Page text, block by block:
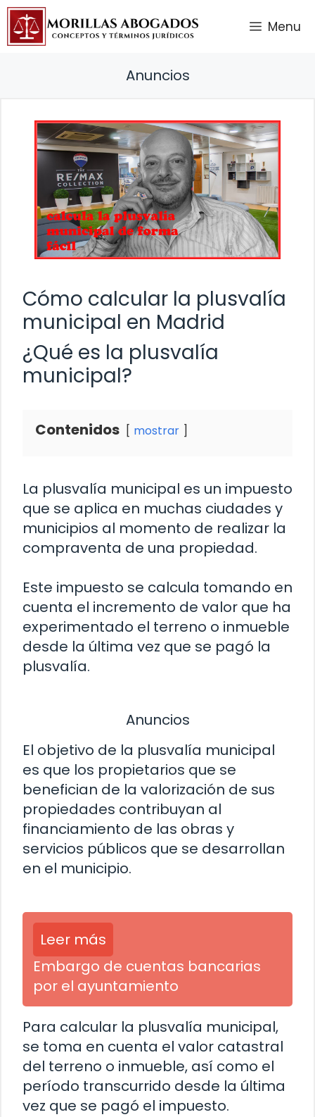
Saltar
contenido
Menu
Anuncios
Cómo calcular la plusvalía
municipal en Madrid
¿Qué es la plusvalía
municipal?
Contenidos mostrar
La plusvalía municipal es un impuesto
que se aplica en muchas ciudades y
municipios al momento de realizar la
compraventa de una propiedad.
Este impuesto se calcula tomando en
cuenta el incremento de valor que ha
experimentado el terreno o inmueble
desde la última vez que se pagó la
plusvalía.
Anuncios
El objetivo de la plusvalía municipal
es que los propietarios que se
benefician de la valorización de sus
propiedades contribuyan al
financiamiento de las obras y
servicios públicos que se desarrollan
en el municipio.
Leer más
Embargo de cuentas bancarias
por el ayuntamiento
Para calcular la plusvalía municipal,
se toma en cuenta el valor catastral
del terreno o inmueble, así como el
período transcurrido desde la última
vez que se pagó el impuesto.